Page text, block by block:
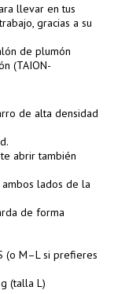
llevar en tus
gracias a su
de plumón
(TAION-
de alta densidad
abrir también
lados de la
de forma
(o M–L si prefieres
(talla L)